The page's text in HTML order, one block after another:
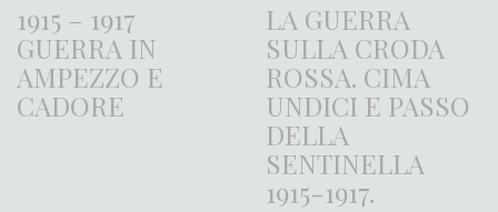
1915 – 1917
GUERRA IN
AMPEZZO E
CADORE
LA GUERRA
SULLA CRODA
ROSSA. CIMA
UNDICI E PASSO
DELLA
SENTINELLA
1915-1917.